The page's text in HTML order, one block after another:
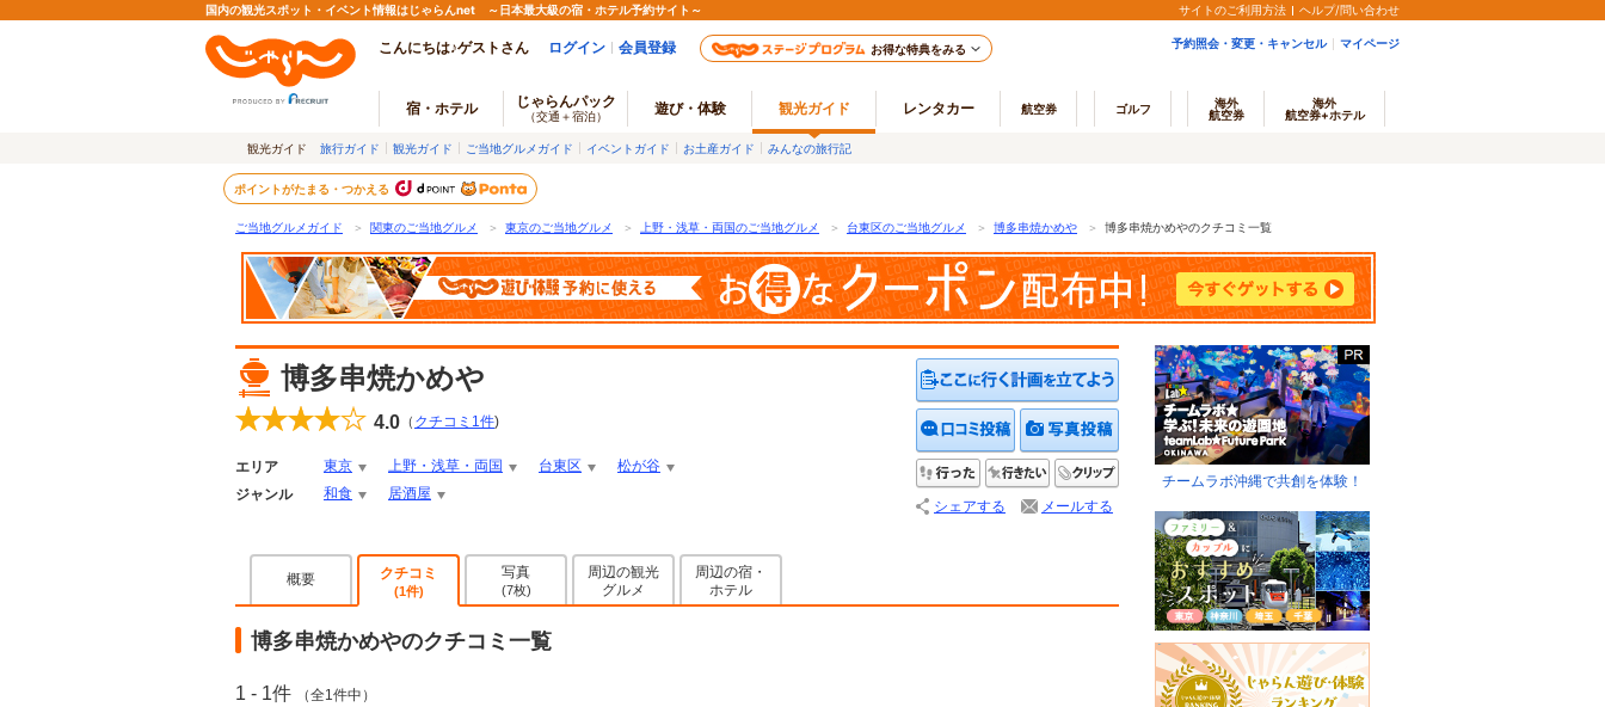
国内の観光スポット・イベント情報はじゃらんnet ～日本最大級の宿・ホテル予約サイト～ サイトのご利用方法 ヘルプ/問い合わせ
こんにちは♪ゲストさん ログイン 会員登録 お得な特典をみる 予約照会・変更・キャンセル マイページ
宿・ホテル じゃらんパック
（交通＋宿泊） 遊び・体験 観光ガイド レンタカー 航空券 ゴルフ
海外
航空券
海外
航空券+ホテル
観光ガイド 旅行ガイド 観光ガイド ご当地グルメガイド イベントガイド お土産ガイド みんなの旅行記
ポイントがたまる・つかえる
ご当地グルメガイド ＞ 関東のご当地グルメ ＞ 東京のご当地グルメ ＞ 上野・浅草・両国のご当地グルメ ＞ 台東区のご当地グルメ ＞ 博多串焼かめや ＞ 博多串焼かめやのクチコミ一覧
博多串焼かめや
4.0 （ クチコミ 1件)
エリア 東京 上野・浅草・両国 台東区
松が谷
ジャンル
和食 居酒屋
クチコミを投稿する写真を投稿する
行った 行きたい
シェアする メールする
概要 クチコミ
(1件)
写真
(7枚)
周辺の観光
グルメ
周辺の宿・
ホテル
博多串焼かめやのクチコミ一覧
1 - 1件 （全1件中）
チームラボ沖縄で共創を体験！